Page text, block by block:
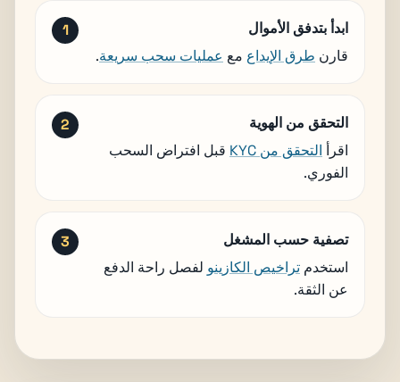
ابدأ بتدفق الأموال
قارن طرق الإيداع مع عمليات سحب سريعة.
التحقق من الهوية
اقرأ التحقق من KYC
قبل افتراض السحب
الفوري.
تصفية حسب المشغل
استخدم تراخيص الكازينو لفصل راحة الدفع
عن الثقة.